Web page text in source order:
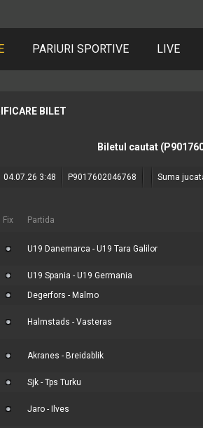
PARIURI SPORTIVE LIVE
BILET
Biletul cautat
04.07.26 3:48 P9017602046768 Suma
Fix Partida
U19 Danemarca - U19 Tara Galilor
U19 Spania - U19 Germania
Degerfors - Malmo
Halmstads - Vasteras
Akranes - Breidablik
Sjk - Tps Turku
Jaro - Ilves